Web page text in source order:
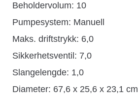
Beholdervolum: 10
Pumpesystem: Manuell
Maks. driftstrykk: 6,0
Sikkerhetsventil: 7,0
Slangelengde: 1,0
Diameter: 67,6 x 25,6 x 23,1 cm